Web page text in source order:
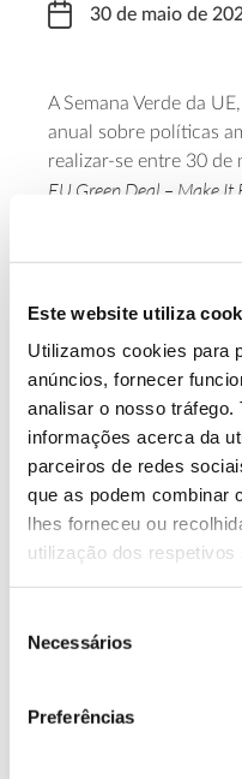
Este website utiliza
Utilizamos cookies para
anúncios, fornecer
analisar o nosso tráfego.
informações acerca da
parceiros de redes
que as podem combinar
lhes forneceu ou
utilização dos respetivos
Necessários
Preferências
30 de maio de
A Semana Verde da
anual sobre políticas
realizar-se entre 30 de
EU Green Deal – Make It
são dedicados a
decorrem também
Saiba mais sobre
13.07.2026
Genoma do priolo e
conhecer para
Registar galhas de